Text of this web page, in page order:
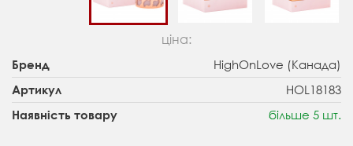
ціна:
Бренд HighOnLove (Канада)
Артикул HOL18183
Наявність товару більше 5 шт.